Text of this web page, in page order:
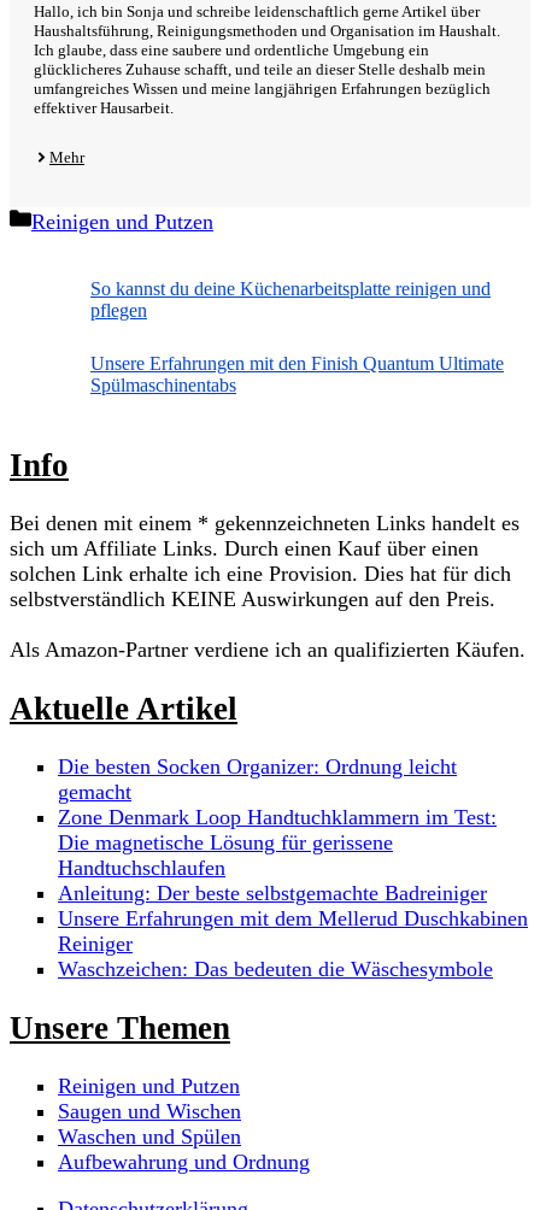
Hallo, ich bin Sonja und schreibe leidenschaftlich gerne Artikel über
Haushaltsführung, Reinigungsmethoden und Organisation im Haushalt.
Ich glaube, dass eine saubere und ordentliche Umgebung ein
glücklicheres Zuhause schafft, und teile an dieser Stelle deshalb mein
umfangreiches Wissen und meine langjährigen Erfahrungen bezüglich
effektiver Hausarbeit.
Mehr
Kategorien
Reinigen und Putzen
So kannst du deine Küchenarbeitsplatte reinigen und
pflegen
Unsere Erfahrungen mit den Finish Quantum Ultimate
Spülmaschinentabs
Info
Bei denen mit einem * gekennzeichneten Links handelt es
sich um Affiliate Links. Durch einen Kauf über einen
solchen Link erhalte ich eine Provision. Dies hat für dich
selbstverständlich KEINE Auswirkungen auf den Preis.
Als Amazon-Partner verdiene ich an qualifizierten Käufen.
Aktuelle Artikel
Die besten Socken Organizer: Ordnung leicht
gemacht
Zone Denmark Loop Handtuchklammern im Test:
Die magnetische Lösung für gerissene
Handtuchschlaufen
Anleitung: Der beste selbstgemachte Badreiniger
Unsere Erfahrungen mit dem Mellerud Duschkabinen
Reiniger
Waschzeichen: Das bedeuten die Wäschesymbole
Unsere Themen
Reinigen und Putzen
Saugen und Wischen
Waschen und Spülen
Aufbewahrung und Ordnung